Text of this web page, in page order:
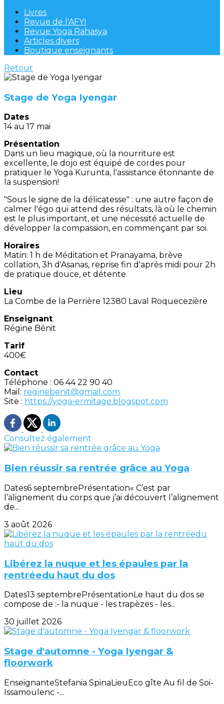
Livres
Revue de l'AFYI
Revue Yoga Rahasya
Articles divers
Boutique enseignants
Retour
Stage de Yoga Iyengar
Dates
14 au 17 mai
Présentation
Dans un lieu magique, où la nourriture est
excellente, le dojo est équipé de cordes pour
pratiquer le Yoga Kurunta, l'assistance étonnante de
la suspension!
"Sous le signe de la délicatesse" : une autre façon de
calmer l'égo qui attend des résultats, là où le chemin
est le plus important, et une nécessité actuelle de
développer la compassion, en commençant par soi.
Horaires
Matin: 1 h de Méditation et Pranayama, brève
collation, 3h d'Asanas, reprise fin d'après midi pour 2h
de pratique douce, et détente.
Lieu
La Combe de la Perrière 12380 Laval Roquecezière
Enseignant
Régine Bénit
Tarif
400€
Contact
Téléphone : 06 44 22 90 40
Mail: reginebenit@gmail.com
Site : https://yoga-ermitage.blogspot.com
Consultez également
Bien réussir sa rentrée grâce au Yoga
Dates6 septembrePrésentation« C’est par
l’alignement du corps que j’ai découvert l’alignement
de...
3 août 2026
Libérez la nuque et les épaules par la
rentréedu haut du dos
Dates13 septembrePrésentationLe haut du dos se
compose de :- la nuque - les trapèzes - les...
30 juillet 2026
Stage d'automne - Yoga Iyengar &
floorwork
EnseignanteStefania SpinaLieuEco gîte Au fil de Soi-
Issamoulenc -...